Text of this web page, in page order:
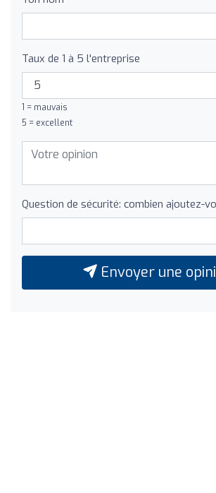
Taux de 1 à 5 l'entreprise
1 = mauvais
5 = excellent
Question de sécurité: combien ajoutez-
Envoyer une